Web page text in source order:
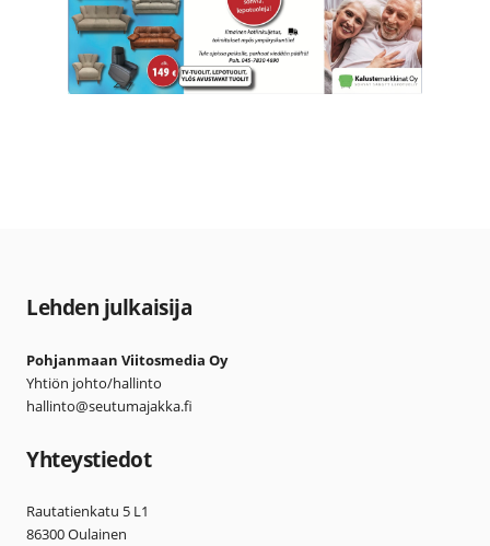
Lehden julkaisija
Pohjanmaan Viitosmedia Oy
Yhtiön johto/hallinto
hallinto@seutumajakka.fi
Yhteystiedot
Rautatienkatu 5 L1
86300 Oulainen